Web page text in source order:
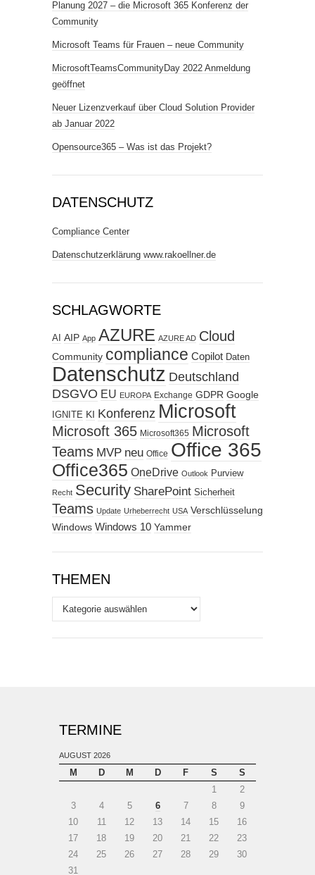
Planung 2027 – die Microsoft 365 Konferenz der
Community
Microsoft Teams für Frauen – neue Community
MicrosoftTeamsCommunityDay 2022 Anmeldung
geöffnet
Neuer Lizenzverkauf über Cloud Solution Provider
ab Januar 2022
Opensource365 – Was ist das Projekt?
DATENSCHUTZ
Compliance Center
Datenschutzerklärung www.rakoellner.de
SCHLAGWORTE
AI AIP App AZURE AZURE AD Cloud
Community compliance Copilot Daten
Datenschutz Deutschland
DSGVO EU EUROPA Exchange GDPR Google
IGNITE KI Konferenz Microsoft
Microsoft 365 Microsoft365 Microsoft
Teams MVP neu Office Office 365
Office365 OneDrive Outlook Purview
Recht Security SharePoint Sicherheit
Teams Update Urheberrecht USA Verschlüsselung
Windows Windows 10 Yammer
THEMEN
Themen
TERMINE
AUGUST 2026
M D M D F S
S
1
2
3
4 5 6 7 8
9
10
11 12 13 14 15
16
17
18 19 20 21 22
23
24
25 26 27 28 29
30
31